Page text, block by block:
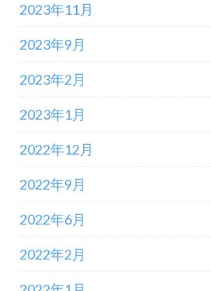
2023年11月
2023年9月
2023年2月
2023年1月
2022年12月
2022年9月
2022年6月
2022年2月